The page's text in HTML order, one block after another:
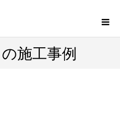
施工事例